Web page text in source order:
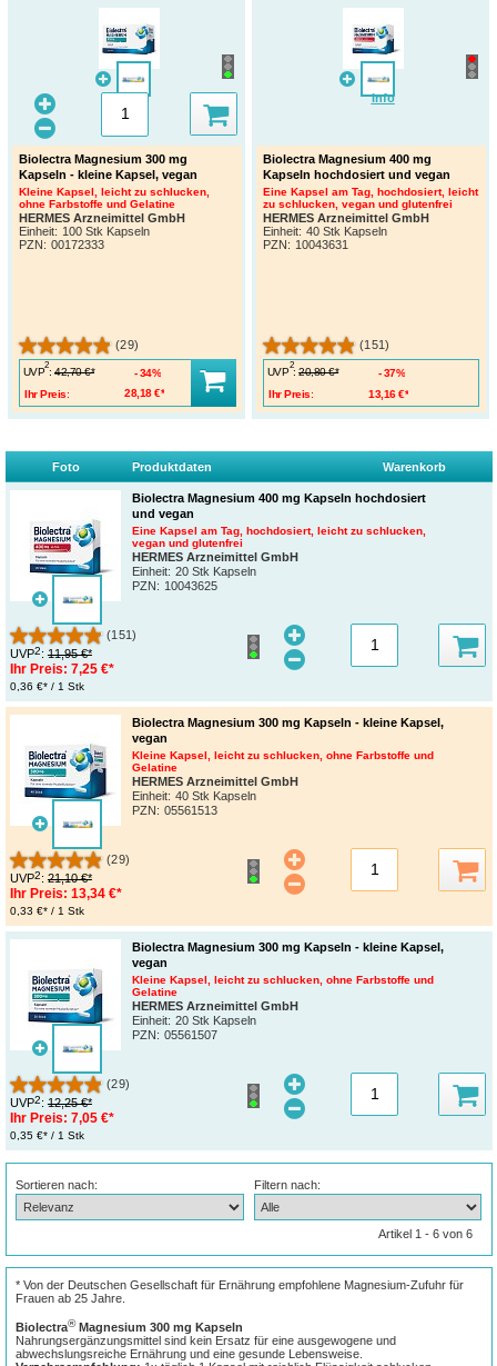
Biolectra Magnesium 300 mg
Kapseln - kleine Kapsel, vegan
Kleine Kapsel, leicht zu schlucken,
ohne Farbstoffe und Gelatine
HERMES Arzneimittel GmbH
Einheit: 100 Stk Kapseln
PZN: 00172333
(29)
UVP
2
: 42,70 €*
Ihr Preis:
28,18 €*
34%
Info
Biolectra Magnesium 400 mg
Kapseln hochdosiert und vegan
Eine Kapsel am Tag, hochdosiert, leicht
zu schlucken, vegan und glutenfrei
HERMES Arzneimittel GmbH
Einheit: 40 Stk Kapseln
PZN: 10043631
(151)
UVP
2
: 20,80 €*
Ihr Preis:
13,16 €*
37%
Foto Produktdaten Warenkorb
Biolectra Magnesium 400 mg Kapseln hochdosiert
und vegan
Eine Kapsel am Tag, hochdosiert, leicht zu schlucken,
vegan und glutenfrei
HERMES Arzneimittel GmbH
Einheit: 20 Stk Kapseln
PZN: 10043625
(151)
UVP2: 11,95 €*
Ihr Preis: 7,25 €*
0,36 €* / 1 Stk
Biolectra Magnesium 300 mg Kapseln - kleine Kapsel,
vegan
Kleine Kapsel, leicht zu schlucken, ohne Farbstoffe und
Gelatine
HERMES Arzneimittel GmbH
Einheit: 40 Stk Kapseln
PZN: 05561513
(29)
UVP2: 21,10 €*
Ihr Preis: 13,34 €*
0,33 €* / 1 Stk
Biolectra Magnesium 300 mg Kapseln - kleine Kapsel,
vegan
Kleine Kapsel, leicht zu schlucken, ohne Farbstoffe und
Gelatine
HERMES Arzneimittel GmbH
Einheit: 20 Stk Kapseln
PZN: 05561507
(29)
UVP2: 12,25 €*
Ihr Preis: 7,05 €*
0,35 €* / 1 Stk
Sortieren nach: Filtern nach:
Artikel 1 - 6 von 6
* Von der Deutschen Gesellschaft für Ernährung empfohlene Magnesium-Zufuhr für
Frauen ab 25 Jahre.
Biolectra®Magnesium 300 mg Kapseln
Nahrungsergänzungsmittel sind kein Ersatz für eine ausgewogene und
abwechslungsreiche Ernährung und eine gesunde Lebensweise.